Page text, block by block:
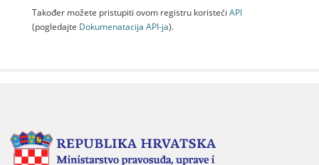
Također možete pristupiti ovom registru koristeći API
(pogledajte Dokumenаtаcijа API-jа).